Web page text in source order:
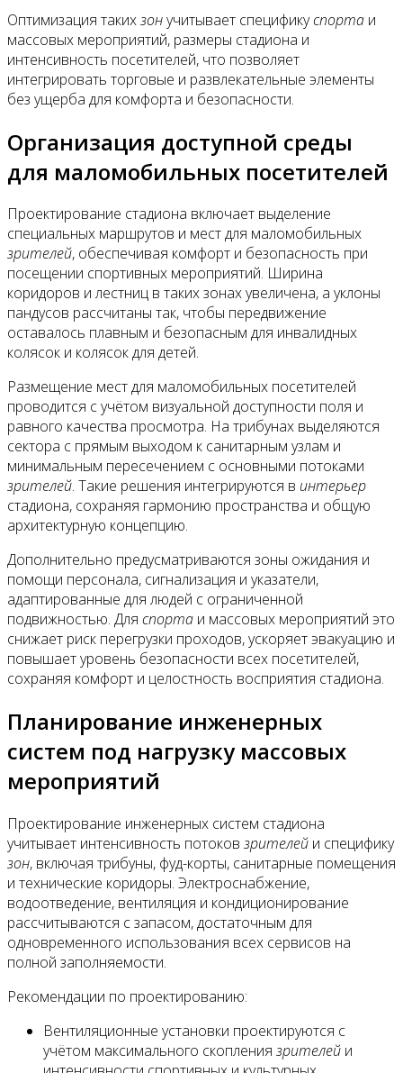
Оптимизация такихзонучитывает спецификуспорта и
массовых мероприятий, размеры стадиона и
интенсивность посетителей, что позволяет
интегрировать торговые и развлекательные элементы
без ущерба для комфорта и безопасности.
Организация доступной среды
для маломобильных посетителей
Проектирование стадиона включает выделение
специальных маршрутов и мест для маломобильных
зрителей, обеспечивая комфорт и безопасность при
посещении спортивных мероприятий. Ширина
коридоров и лестниц в таких зонах увеличена, а уклоны
пандусов рассчитаны так, чтобы передвижение
оставалось плавным и безопасным для инвалидных
колясок и колясок для детей.
Размещение мест для маломобильных посетителей
проводится с учётом визуальной доступности поля и
равного качества просмотра. На трибунах выделяются
сектора с прямым выходом к санитарным узлам и
минимальным пересечением с основными потоками
зрителей. Такие решения интегрируются в интерьер
стадиона, сохраняя гармонию пространства и общую
архитектурную концепцию.
Дополнительно предусматриваются зоны ожидания и
помощи персонала, сигнализация и указатели,
адаптированные для людей с ограниченной
подвижностью. Для спорта и массовых мероприятий это
снижает риск перегрузки проходов, ускоряет эвакуацию и
повышает уровень безопасности всех посетителей,
сохраняя комфорт и целостность восприятия стадиона.
Планирование инженерных
систем под нагрузку массовых
мероприятий
Проектирование инженерных систем стадиона
учитывает интенсивность потоков зрителей и специфику
зон, включая трибуны, фуд-корты, санитарные помещения
и технические коридоры. Электроснабжение,
водоотведение, вентиляция и кондиционирование
рассчитываются с запасом, достаточным для
одновременного использования всех сервисов на
полной заполняемости.
Рекомендации по проектированию:
Вентиляционные установки проектируются с
учётом максимального скопления зрителей и